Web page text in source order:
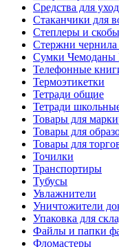
Средства для
Стаканчики для
Степлеры и скобы
Стержни
Сумки Чемоданы
Телефонные
Термоэтикетки
Тетради общие
Тетради
Товары для
Товары для
Товары для
Точилки
Транспортиры
Тубусы
Увлажнители
Уничтожители
Упаковка для
Файлы и папки
Фломастеры